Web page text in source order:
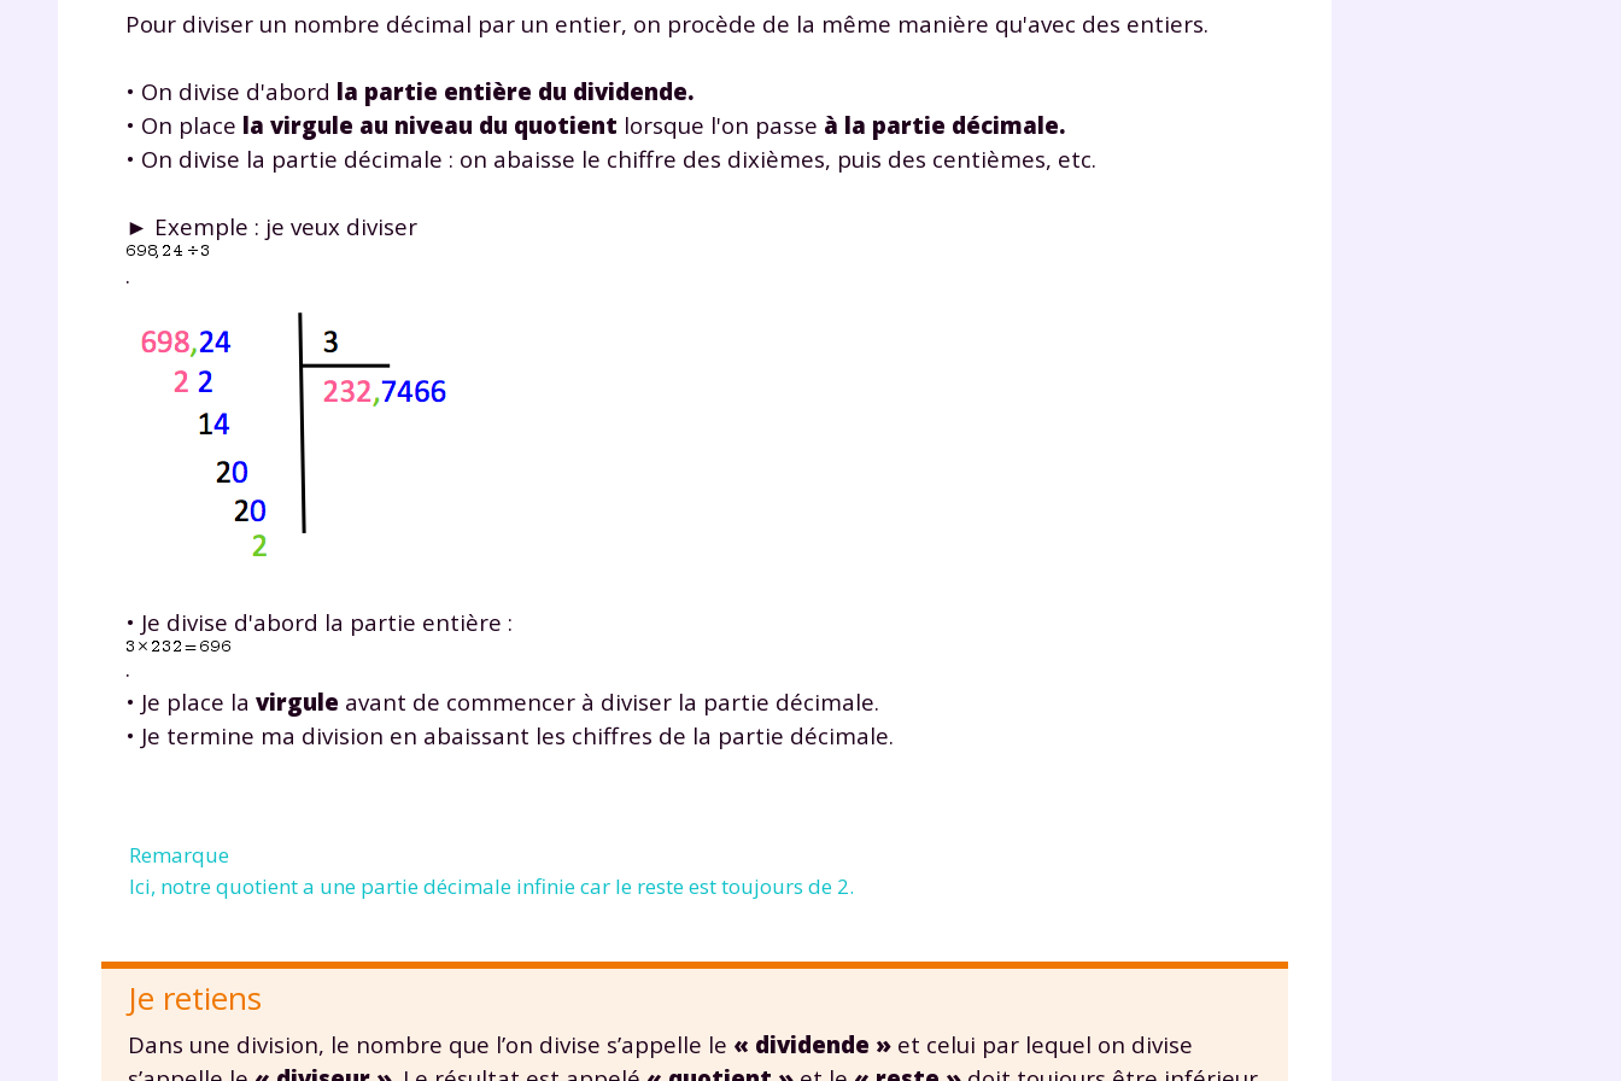
Pour diviser un nombre décimal par un entier, on procède de la même manière qu'avec des entiers.
• On divise d'abord la partie entière du dividende.
• On place la virgule au niveau du quotient lorsque l'on passe à la partie décimale.
• On divise la partie décimale : on abaisse le chiffre des dixièmes, puis des centièmes, etc.
► Exemple : je veux diviser
.
• Je divise d'abord la partie entière :
.
• Je place la virgule avant de commencer à diviser la partie décimale.
• Je termine ma division en abaissant les chiffres de la partie décimale.
Remarque
Ici, notre quotient a une partie décimale infinie car le reste est toujours de 2.
Je retiens
Dans une division, le nombre que l’on divise s’appelle le « dividende » et celui par lequel on divise
de vos données personnelles et pour exercer vos droits, vous pouvez consulter
notre charte.